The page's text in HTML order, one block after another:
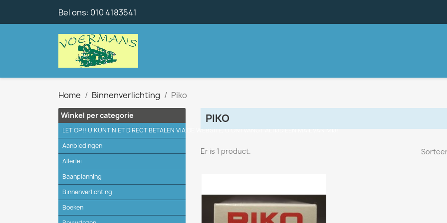
Bel ons: 010 4183541
Home Binnenverlichting Piko
Winkel per categorie
LET OP!! U KUNT NIET DIRECT BETALEN VIA DE WEBSITE, U ONTVANGT ALTIJD EEN MAIL VAN MIJ!
Aanbiedingen
Allerlei
Baanplanning
Binnenverlichting
Boeken
PIKO
Er is 1 product.